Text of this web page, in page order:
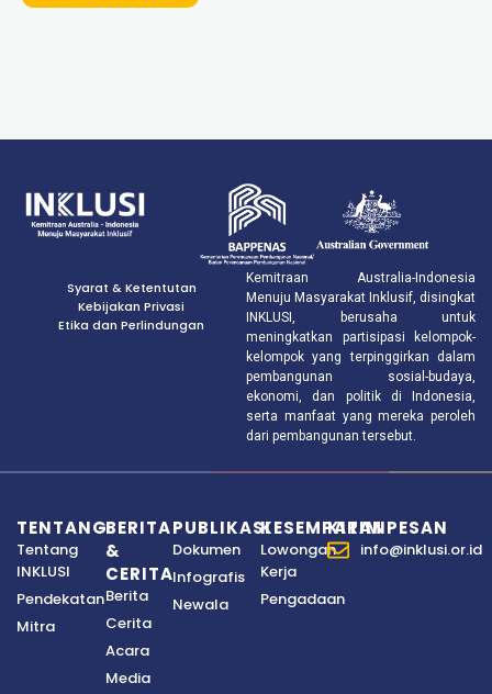
Syarat & Ketentutan
Kebijakan Privasi
Etika dan Perlindungan
Kemitraan Australia-Indonesia
Menuju Masyarakat Inklusif, disingkat
INKLUSI, berusaha untuk
meningkatkan partisipasi kelompok-
kelompok yang terpinggirkan dalam
pembangunan sosial-budaya,
ekonomi, dan politik di Indonesia,
serta manfaat yang mereka peroleh
dari pembangunan tersebut.
TENTANG
Tentang
INKLUSI
Pendekatan
Mitra
BERITA
&
CERITA
Berita
Cerita
Acara
Media
PUBLIKASI
Dokumen
Infografis
Newala
KESEMPATAN
Lowongan
Kerja
Pengadaan
KIRIM PESAN
info@inklusi.or.id